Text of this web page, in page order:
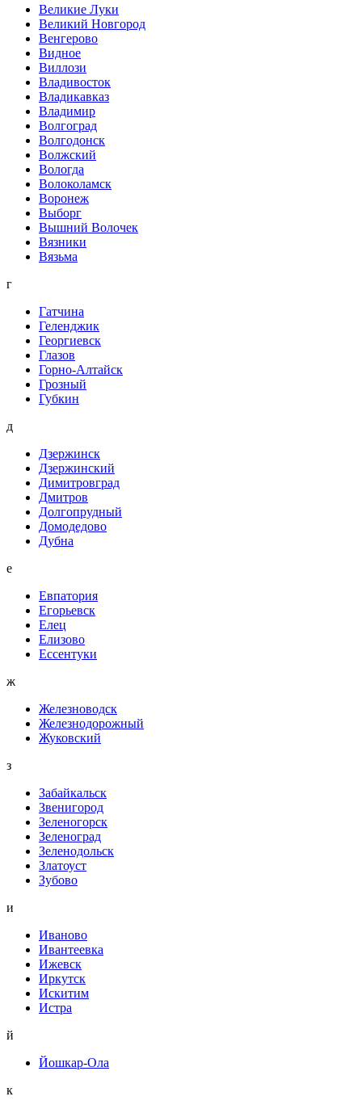
Великие Луки
Великий Новгород
Венгерово
Видное
Виллози
Владивосток
Владикавказ
Владимир
Волгоград
Волгодонск
Волжский
Вологда
Волоколамск
Воронеж
Выборг
Вышний Волочек
Вязники
Вязьма
г
Гатчина
Геленджик
Георгиевск
Глазов
Горно-Алтайск
Грозный
Губкин
д
Дзержинск
Дзержинский
Димитровград
Дмитров
Долгопрудный
Домодедово
Дубна
е
Евпатория
Егорьевск
Елец
Елизово
Ессентуки
ж
Железноводск
Железнодорожный
Жуковский
з
Забайкальск
Звенигород
Зеленогорск
Зеленоград
Зеленодольск
Златоуст
Зубово
и
Иваново
Ивантеевка
Ижевск
Иркутск
Искитим
Истра
й
Йошкар-Ола
к